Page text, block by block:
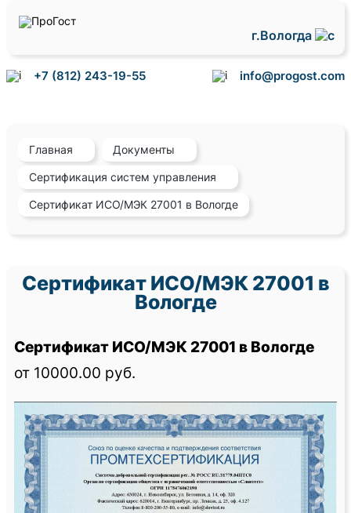
г.Вологда
+7 (812) 243-19-55 info@progost.com
Главная Документы
Сертификация систем управления
Сертификат ИСО/МЭК 27001 в Вологде
Сертификат ИСО/МЭК 27001 в
Вологде
Сертификат ИСО/МЭК 27001 в Вологде
от 10000.00 руб.